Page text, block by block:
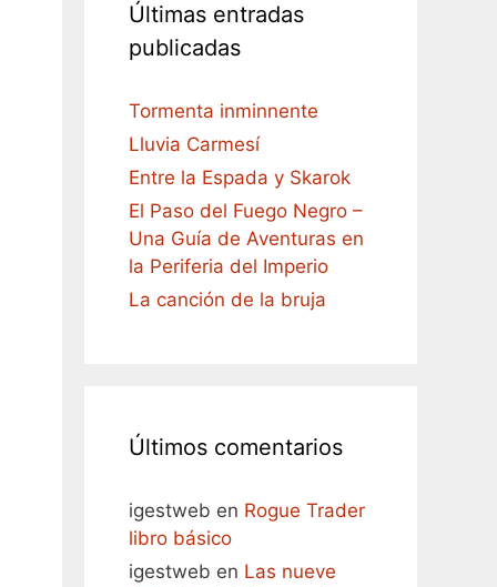
Últimas entradas
publicadas
Tormenta inminnente
Lluvia Carmesí
Entre la Espada y Skarok
El Paso del Fuego Negro –
Una Guía de Aventuras en
la Periferia del Imperio
La canción de la bruja
Últimos comentarios
igestweb en Rogue Trader
libro básico
igestweb en Las nueve